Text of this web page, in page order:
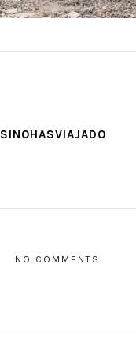
SINOHASVIAJADO
NO COMMENTS